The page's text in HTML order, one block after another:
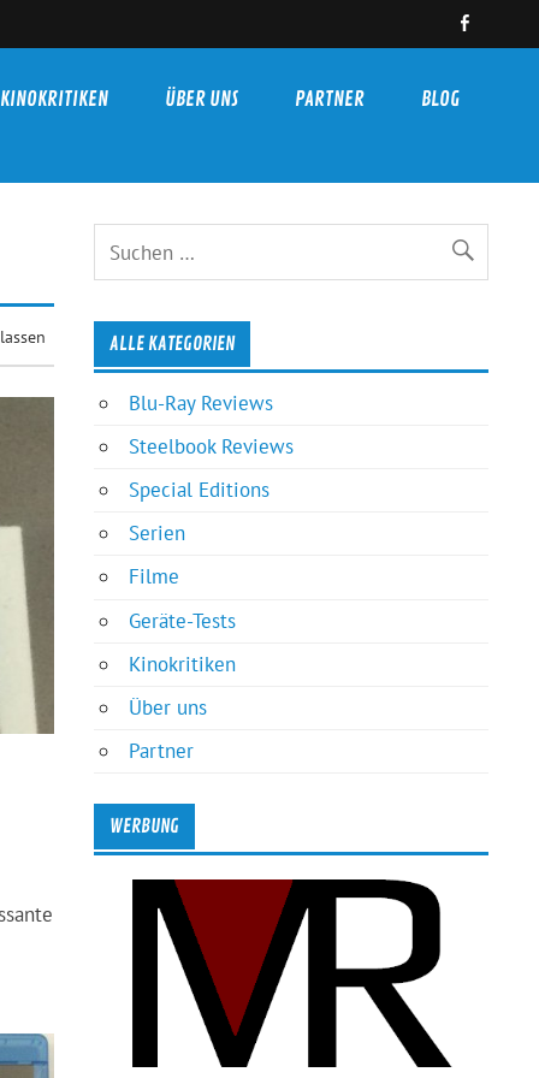
KINOKRITIKEN ÜBER UNS PARTNER BLOG
ALLE KATEGORIEN
Blu-Ray Reviews
Steelbook Reviews
Special Editions
Serien
Filme
Geräte-Tests
Kinokritiken
Über uns
Partner
WERBUNG